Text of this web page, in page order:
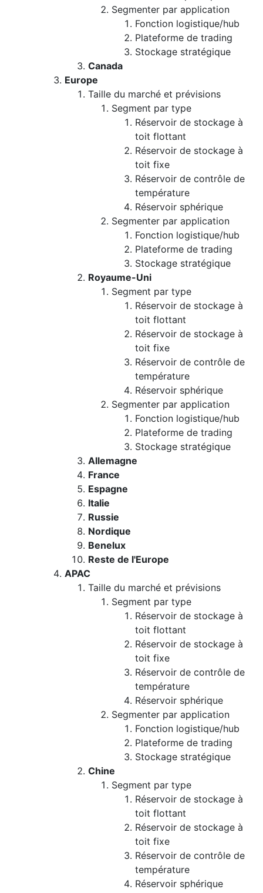
Segmenter par application
Fonction logistique/hub
Plateforme de trading
Stockage stratégique
Canada
Europe
Taille du marché et prévisions
Segment par type
Réservoir de stockage à
toit flottant
Réservoir de stockage à
toit fixe
Réservoir de contrôle de
température
Réservoir sphérique
Segmenter par application
Fonction logistique/hub
Plateforme de trading
Stockage stratégique
Royaume-Uni
Segment par type
Réservoir de stockage à
toit flottant
Réservoir de stockage à
toit fixe
Réservoir de contrôle de
température
Réservoir sphérique
Segmenter par application
Fonction logistique/hub
Plateforme de trading
Stockage stratégique
Allemagne
France
Espagne
Italie
Russie
Nordique
Benelux
Reste de l'Europe
APAC
Taille du marché et prévisions
Segment par type
Réservoir de stockage à
toit flottant
Réservoir de stockage à
toit fixe
Réservoir de contrôle de
température
Réservoir sphérique
Segmenter par application
Fonction logistique/hub
Plateforme de trading
Stockage stratégique
Chine
Segment par type
Réservoir de stockage à
toit flottant
Réservoir de stockage à
toit fixe
Réservoir de contrôle de
température
Réservoir sphérique